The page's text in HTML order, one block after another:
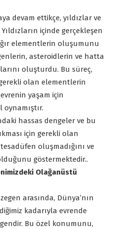
devam ettikçe, yıldızlar ve
içinde gerçekleşen
elementlerin oluşumunu
asteroidlerin ve hatta
oluşturdu. Bu süreç,
olan elementlerin
yaşam için
hassas dengeler ve bu
için gerekli olan
oluşmadığını ve
göstermektedir..
Olağanüstü
arasında, Dünya’nın
kadarıyla evrende
Bu özel konumunu,